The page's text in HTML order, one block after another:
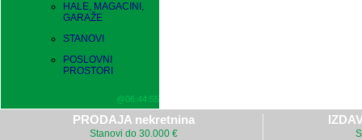
HALE, MAGACINI,
GARAŽE
STANOVI
POSLOVNI
PROSTORI
@06:44:55
PRODAJA nekretnina
Stanovi do 30.000 €